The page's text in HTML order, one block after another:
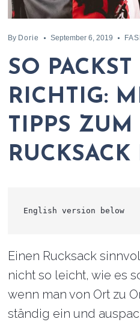
By Dorie September 6, 2019
SO PACKST
RICHTIG:
TIPPS ZUM
RUCKSACK
English version below
Einen Rucksack
nicht so leicht, wie es
wenn man von Ort zu
ständig ein und